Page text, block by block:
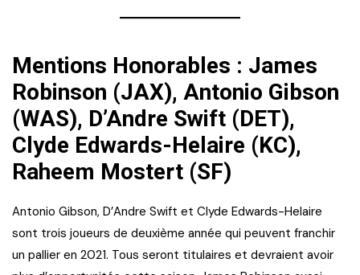
Mentions Honorables : James
Robinson (JAX), Antonio Gibson
(WAS), D’Andre Swift (DET),
Clyde Edwards-Helaire (KC),
Raheem Mostert (SF)
Antonio Gibson, D’Andre Swift et Clyde Edwards-Helaire
sont trois joueurs de deuxième année qui peuvent franchir
un pallier en 2021. Tous seront titulaires et devraient avoir